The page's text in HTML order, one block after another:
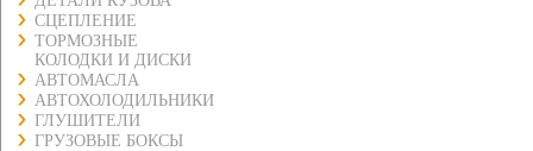
СЦЕПЛЕНИЕ
ТОРМОЗНЫЕ
КОЛОДКИ И ДИСКИ
АВТОМАСЛА
АВТОХОЛОДИЛЬНИКИ
ГЛУШИТЕЛИ
ГРУЗОВЫЕ БОКСЫ